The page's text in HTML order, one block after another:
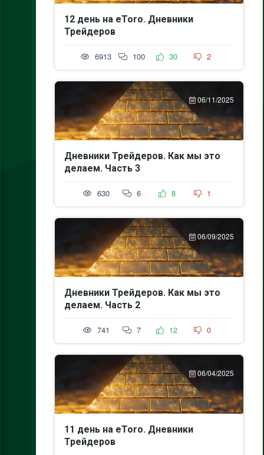
12 день на eToro. Дневники
Трейдеров
6913 100 30 2
06/11/2025
Дневники Трейдеров. Как мы это
делаем. Часть 3
630 6 8 1
06/09/2025
Дневники Трейдеров. Как мы это
делаем. Часть 2
741 7 12 0
06/04/2025
11 день на eToro. Дневники
Трейдеров